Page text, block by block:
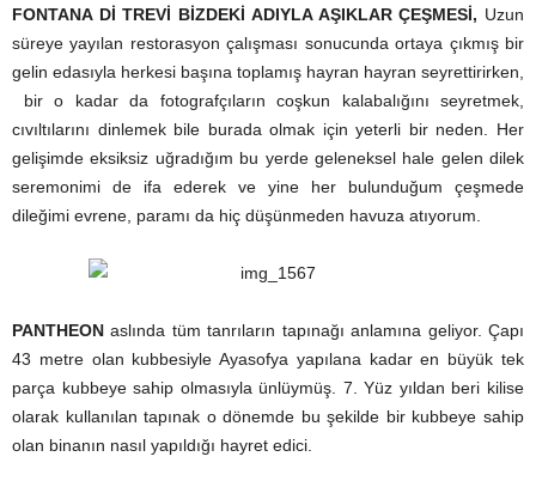
FONTANA Dİ TREVİ BİZDEKİ ADIYLA AŞIKLAR ÇEŞMESİ, Uzun
süreye yayılan restorasyon çalışması sonucunda ortaya çıkmış bir
gelin edasıyla herkesi başına toplamış hayran hayran seyrettirirken,
bir o kadar da fotografçıların coşkun kalabalığını seyretmek,
cıvıltılarını dinlemek bile burada olmak için yeterli bir neden. Her
gelişimde eksiksiz uğradığım bu yerde geleneksel hale gelen dilek
seremonimi de ifa ederek ve yine her bulunduğum çeşmede
dileğimi evrene, paramı da hiç düşünmeden havuza atıyorum.
PANTHEON aslında tüm tanrıların tapınağı anlamına geliyor. Çapı
43 metre olan kubbesiyle Ayasofya yapılana kadar en büyük tek
parça kubbeye sahip olmasıyla ünlüymüş. 7. Yüz yıldan beri kilise
olarak kullanılan tapınak o dönemde bu şekilde bir kubbeye sahip
olan binanın nasıl yapıldığı hayret edici.